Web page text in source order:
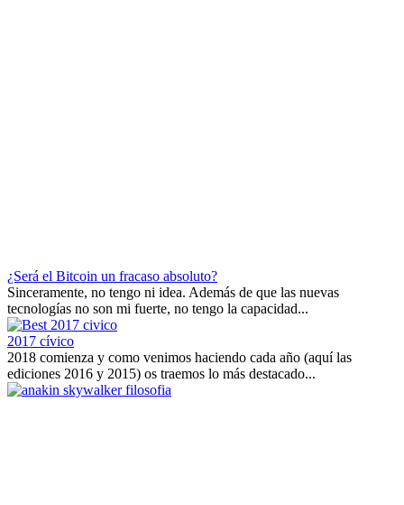
¿Será el Bitcoin un fracaso absoluto?
Sinceramente, no tengo ni idea. Además de que las nuevas
tecnologías no son mi fuerte, no tengo la capacidad...
2017 cívico
2018 comienza y como venimos haciendo cada año (aquí las
ediciones 2016 y 2015) os traemos lo más destacado...